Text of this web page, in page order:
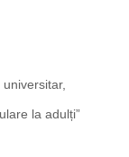
la adulți”